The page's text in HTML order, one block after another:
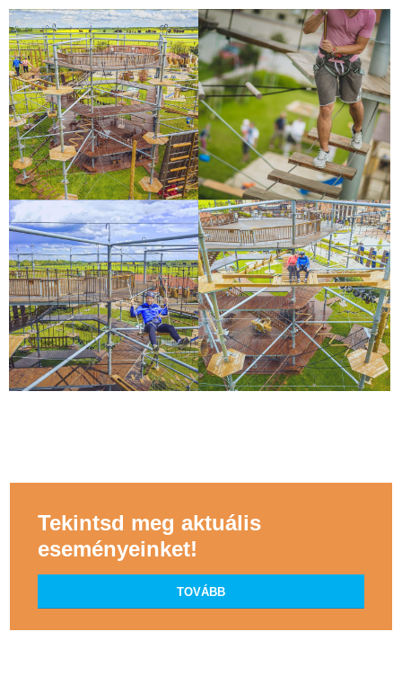
Tekintsd meg aktuális
eseményeinket!
TOVÁBB